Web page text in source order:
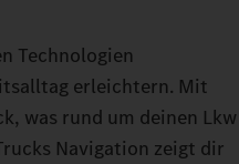
Technologien
erleichtern. Mit
was rund um deinen Lkw
Navigation zeigt dir